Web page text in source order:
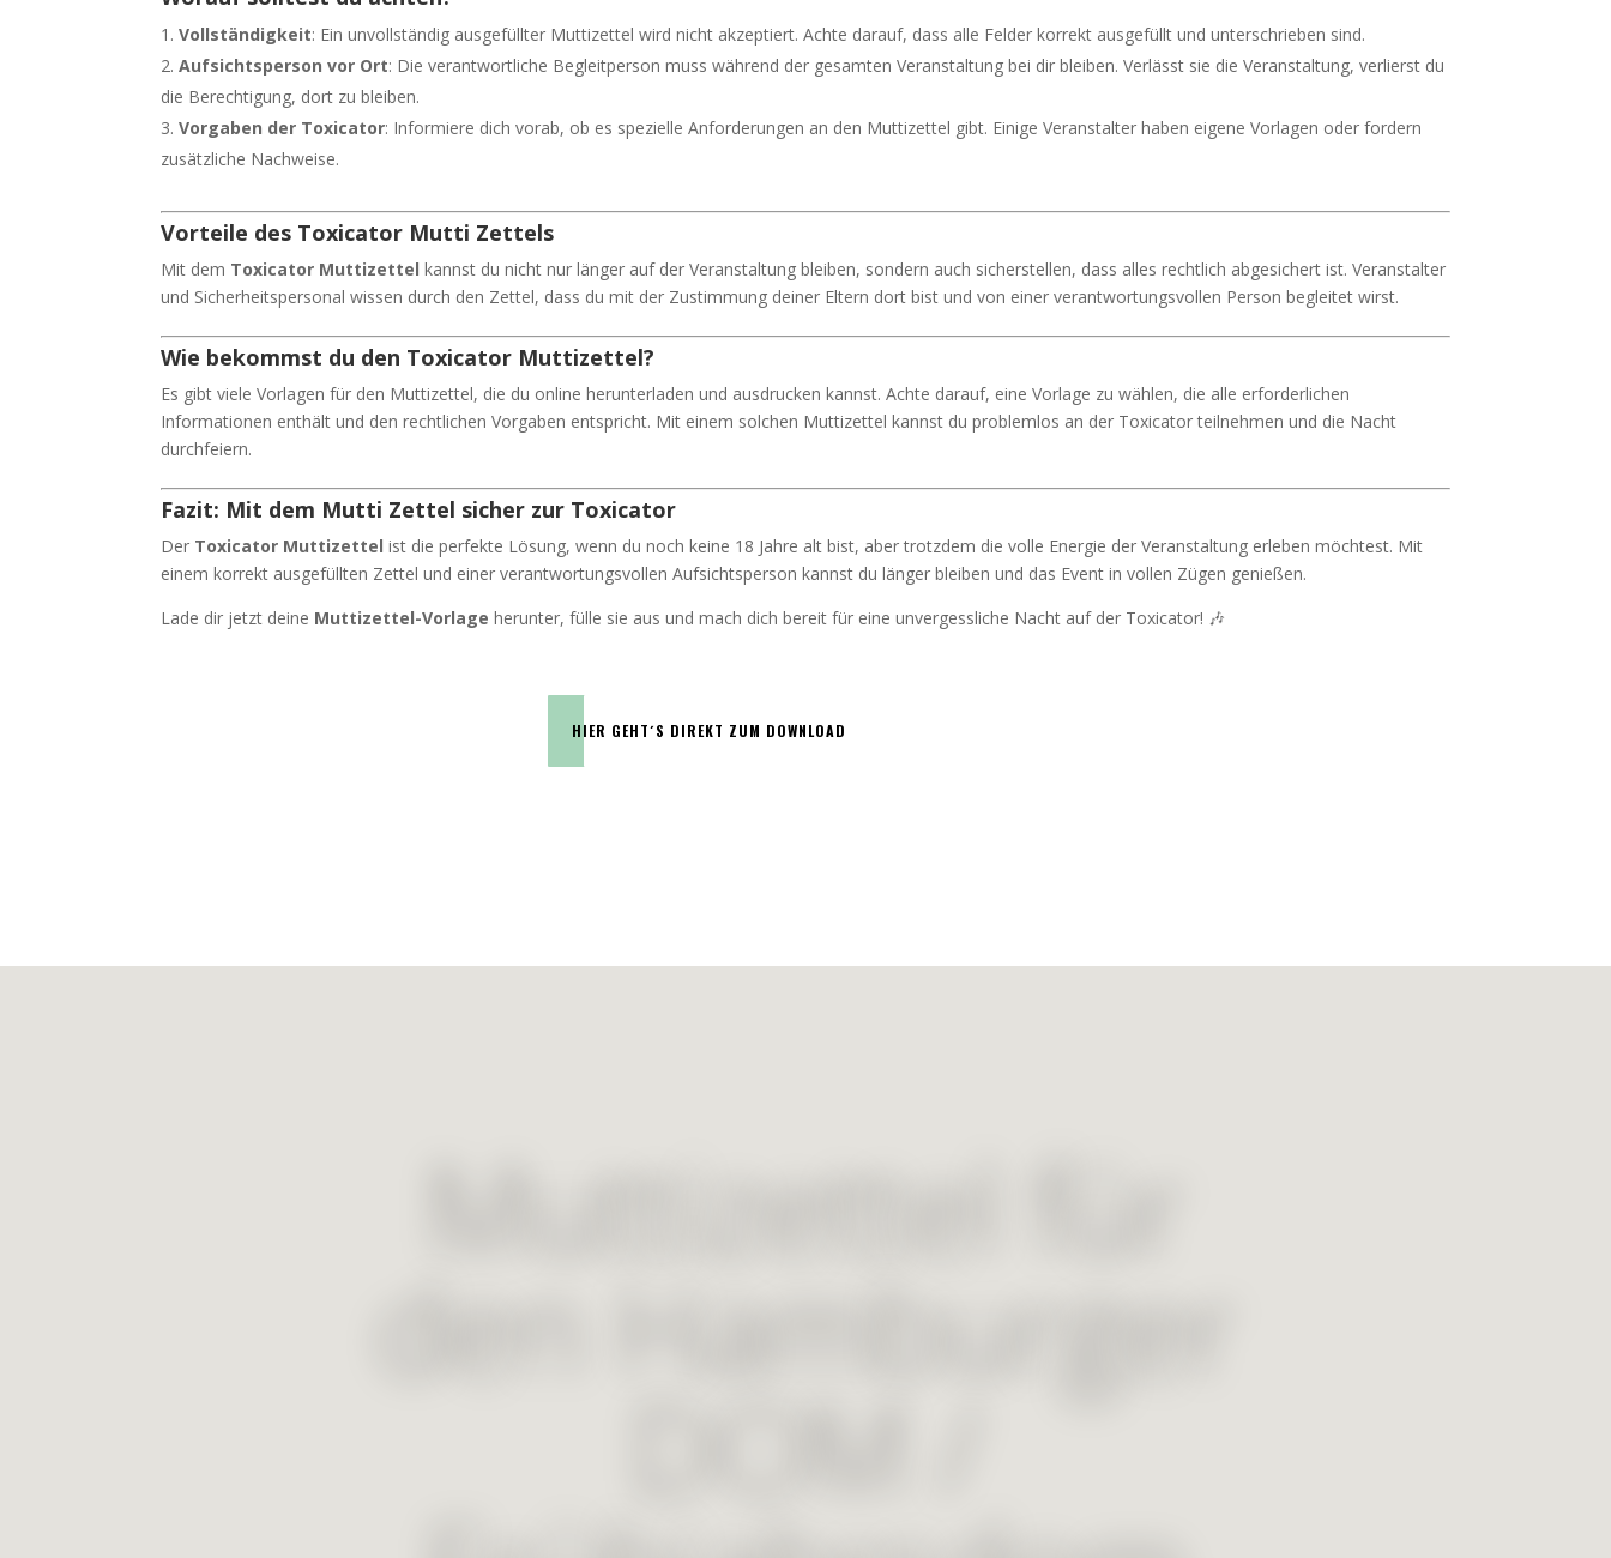
Vollständigkeit: Ein unvollständig ausgefüllter Muttizettel wird nicht akzeptiert. Achte darauf, dass alle Felder korrekt ausgefüllt und unterschrieben sind.
Aufsichtsperson vor Ort: Die verantwortliche Begleitperson muss während der gesamten Veranstaltung bei dir bleiben. Verlässt sie die Veranstaltung, verlierst du
die Berechtigung, dort zu bleiben.
Vorgaben der Toxicator: Informiere dich vorab, ob es spezielle Anforderungen an den Muttizettel gibt. Einige Veranstalter haben eigene Vorlagen oder fordern
zusätzliche Nachweise.
Vorteile des Toxicator Mutti Zettels
Mit dem Toxicator Muttizettel kannst du nicht nur länger auf der Veranstaltung bleiben, sondern auch sicherstellen, dass alles rechtlich abgesichert ist. Veranstalter
und Sicherheitspersonal wissen durch den Zettel, dass du mit der Zustimmung deiner Eltern dort bist und von einer verantwortungsvollen Person begleitet wirst.
Wie bekommst du den Toxicator Muttizettel?
Es gibt viele Vorlagen für den Muttizettel, die du online herunterladen und ausdrucken kannst. Achte darauf, eine Vorlage zu wählen, die alle erforderlichen
Informationen enthält und den rechtlichen Vorgaben entspricht. Mit einem solchen Muttizettel kannst du problemlos an der Toxicator teilnehmen und die Nacht
durchfeiern.
Fazit: Mit dem Mutti Zettel sicher zur Toxicator
Der Toxicator Muttizettel ist die perfekte Lösung, wenn du noch keine 18 Jahre alt bist, aber trotzdem die volle Energie der Veranstaltung erleben möchtest. Mit
einem korrekt ausgefüllten Zettel und einer verantwortungsvollen Aufsichtsperson kannst du länger bleiben und das Event in vollen Zügen genießen.
Lade dir jetzt deine Muttizettel-Vorlage herunter, fülle sie aus und mach dich bereit für eine unvergessliche Nacht auf der Toxicator! 🎶
HIER GEHT´S DIREKT ZUM DOWNLOAD